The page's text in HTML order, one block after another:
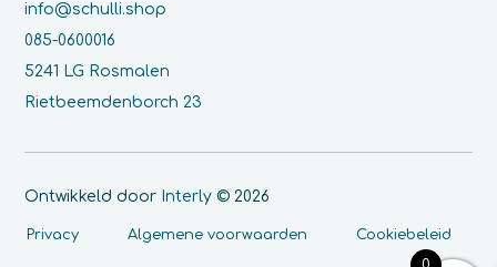
info@schulli.shop
085-0600016
5241 LG Rosmalen
Rietbeemdenborch 23
Ontwikkeld door Interly © 2026
Privacy Algemene voorwaarden
Cookiebeleid